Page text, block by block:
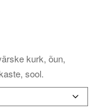
kurk, õun,
sool.